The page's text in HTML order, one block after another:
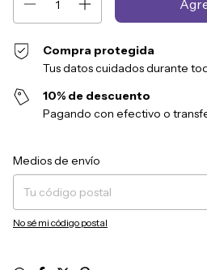
Compra protegida
Tus datos cuidados durante
10% de descuento
Pagando con efectivo o
Entregas para el CP:
Medios de envío
No sé mi código postal